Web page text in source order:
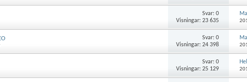
Svar:0
Visningar: 23 635
Svar:0
Visningar: 24 398
Svar:0
Visningar: 25 129